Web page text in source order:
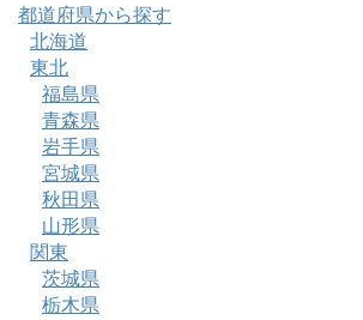
都道府県から探す
北海道
東北
福島県
青森県
岩手県
宮城県
秋田県
山形県
関東
茨城県
栃木県